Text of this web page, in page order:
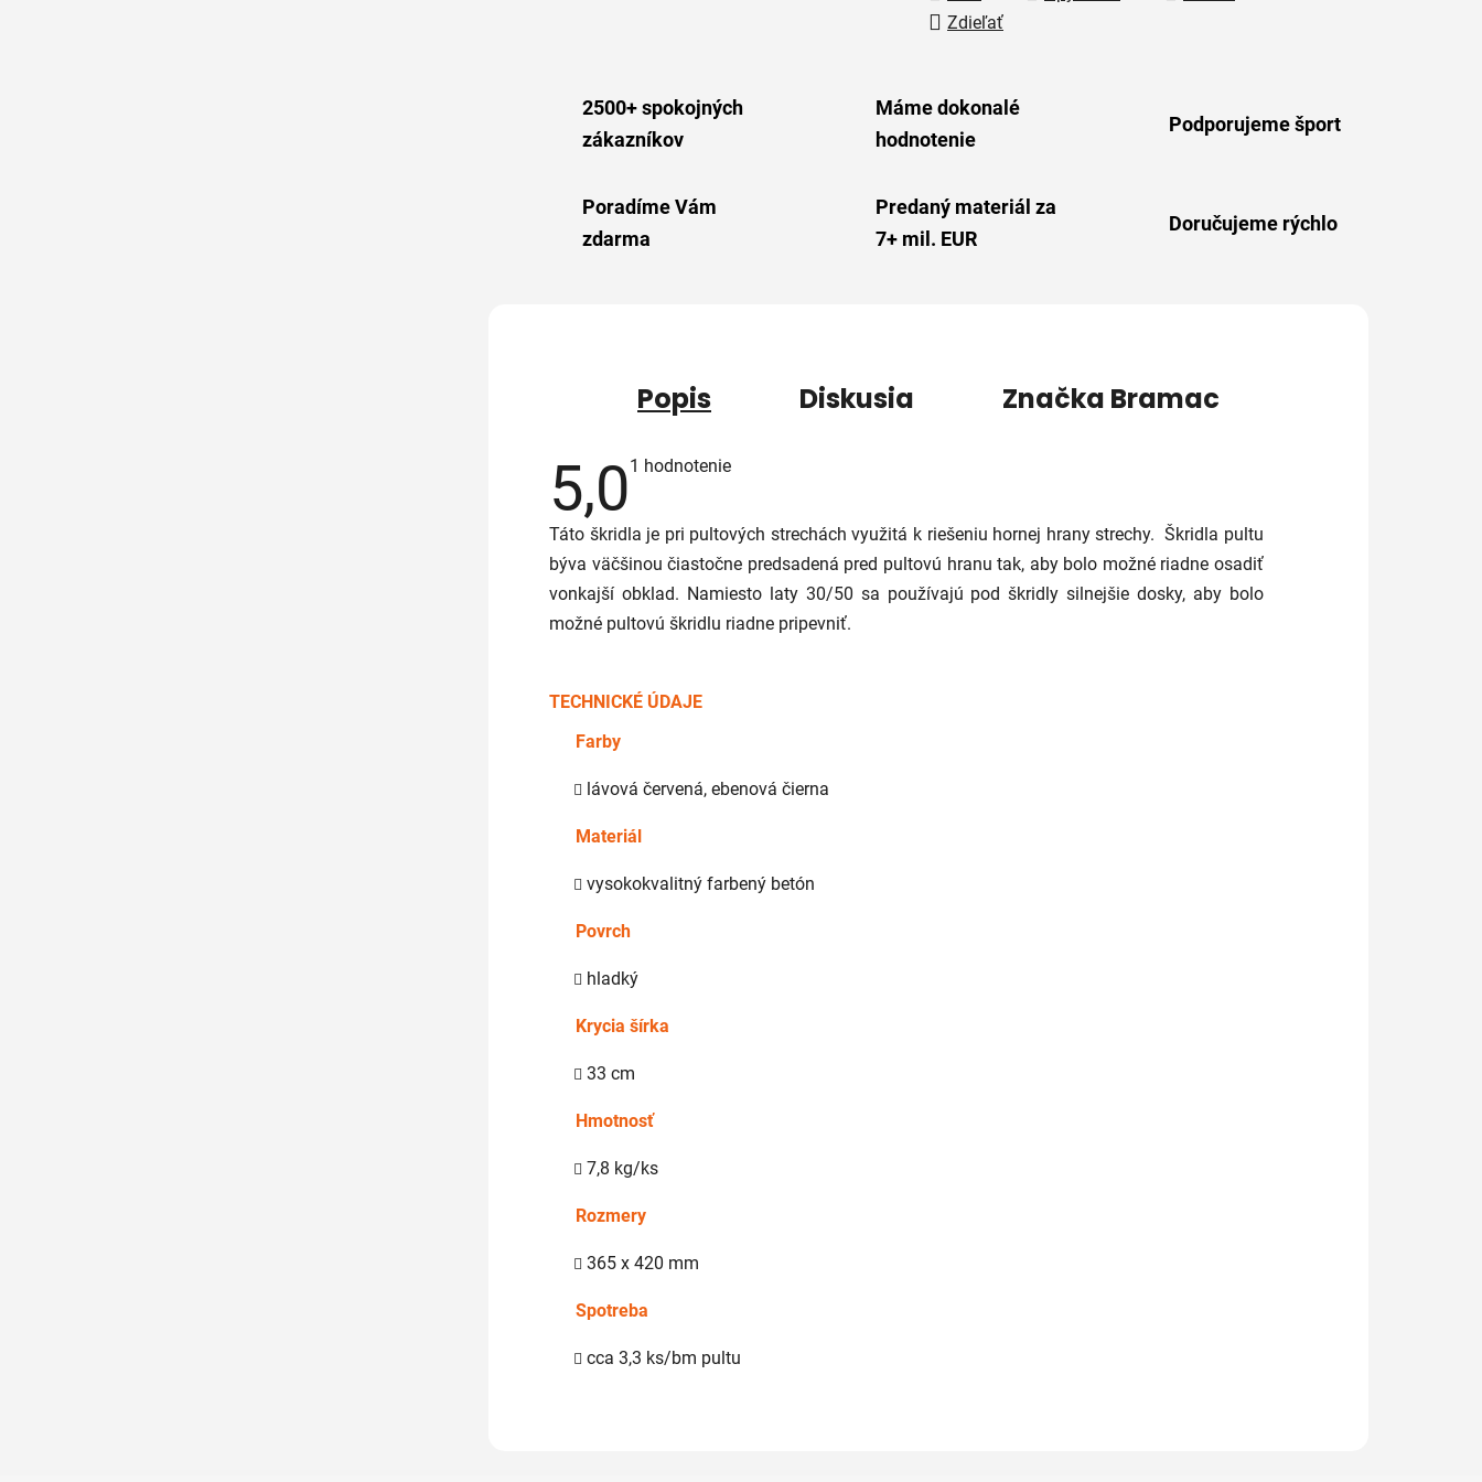
Zdieľať
2500+ spokojných
zákazníkov
Máme dokonalé
hodnotenie
Podporujeme šport
Poradíme Vám
zdarma
Predaný materiál za
7+ mil. EUR
Doručujeme rýchlo
Popis Diskusia Značka Bramac
5,0Priemerné
5,0
z
5
hviezdičiek.
1 hodnotenie
Táto škridla je pri pultových strechách využitá k riešeniu hornej hrany strechy. Škridla pultu
býva väčšinou čiastočne predsadená pred pultovú hranu tak, aby bolo možné riadne osadiť
vonkajší obklad. Namiesto laty 30/50 sa používajú pod škridly silnejšie dosky, aby bolo
možné pultovú škridlu riadne pripevniť.
TECHNICKÉ ÚDAJE
Farby
lávová červená, ebenová čierna
Materiál
vysokokvalitný farbený betón
Povrch
hladký
Krycia šírka
33 cm
Hmotnosť
7,8 kg/ks
Rozmery
365 x 420 mm
Spotreba
cca 3,3 ks/bm pultu